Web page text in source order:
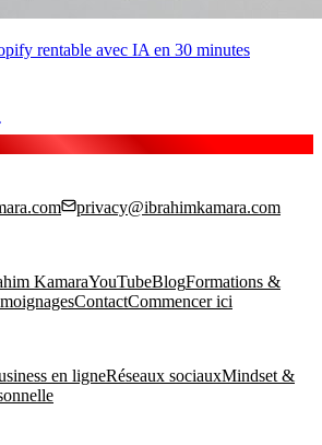
rentable avec IA en 30 minutes
privacy@ibrahimkamara.com
KamaraYouTubeBlogFormations &
ContactCommencer ici
en ligneRéseaux sociauxMindset &